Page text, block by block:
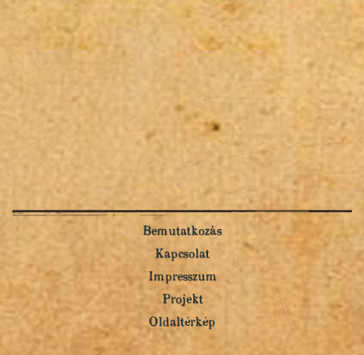
Bemutatkozás
Kapcsolat
Impresszum
Projekt
Oldaltérkép